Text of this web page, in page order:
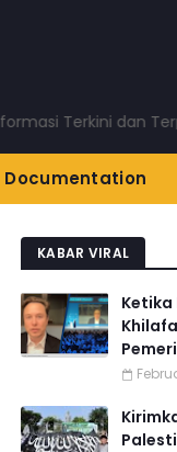
Terkini dan
Documentation
KABAR VIRAL
Ketika